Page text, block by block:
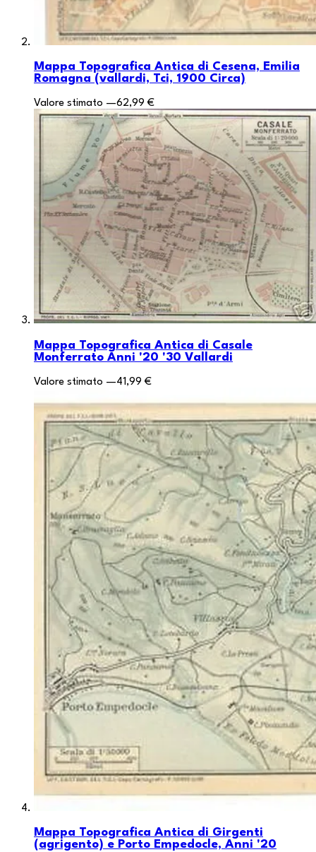
Mappa Topografica Antica di Cesena, Emilia
Romagna (vallardi, Tci, 1900 Circa)
Valore stimato —62,99 €
Mappa Topografica Antica di Casale
Monferrato Anni '20 '30 Vallardi
Valore stimato —41,99 €
Mappa Topografica Antica di Girgenti
(agrigento) e Porto Empedocle, Anni '20